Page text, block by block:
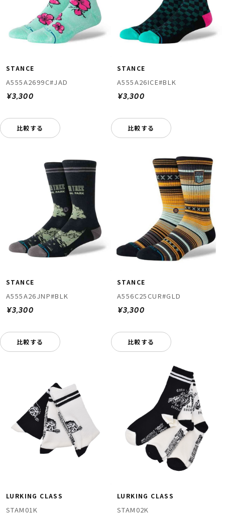
STANCE
A555A2699C#JAD
¥3,300
比較する
STANCE
A555A26ICE#BLK
¥3,300
比較する
STANCE
A555A26JNP#BLK
¥3,300
比較する
STANCE
A556C25CUR#GLD
¥3,300
比較する
LURKING CLASS
STAM01K
LURKING CLASS
STAM02K